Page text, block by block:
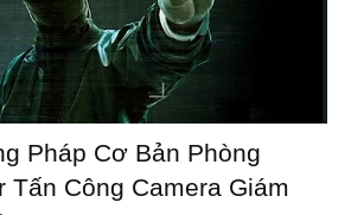
Pháp Cơ Bản Phòng
Tấn Công Camera Giám